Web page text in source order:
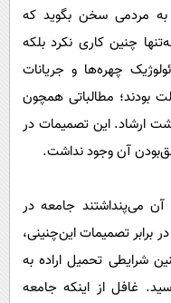
به مردمی سخن بگوید که
چنین کاری نکرد بلکه
چهره‌ها و جریانات
بودند؛ مطالباتی همچون
ارشاد. این تصمیمات در
آن وجود نداشت.
می‌پنداشتند جامعه در
برابر تصمیمات این‌چنینی،
شرایطی تحمیل اراده به
غافل از اینکه جامعه